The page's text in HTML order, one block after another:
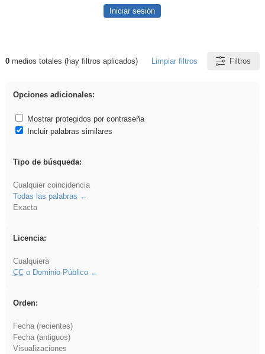
Iniciar sesión
Resultados de: dividir
0medios totales (hay filtros aplicados) Limpiar filtros Filtros
Opciones adicionales:
Mostrar protegidos por contraseña
Incluir palabras similares
Tipo de búsqueda:
Cualquier coincidencia
Todas las palabras
Exacta
Licencia:
Cualquiera
CCo Dominio Público
Orden:
Fecha (recientes)
Fecha (antiguos)
Visualizaciones